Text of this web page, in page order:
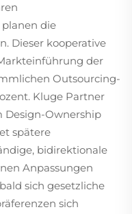
die
Dieser kooperative
der
Outsourcing-
Kluge Partner
Design-Ownership
spätere
bidirektionale
Anpassungen
sich gesetzliche
sich